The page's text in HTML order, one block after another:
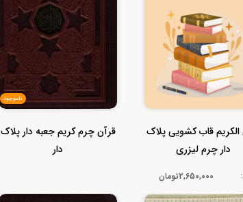
الکریم قاب کشویی پلاک
دار چرم لیزری
2,650,000تومان
ناموجود
قرآن چرم کریم جعبه دار پلاک
دار